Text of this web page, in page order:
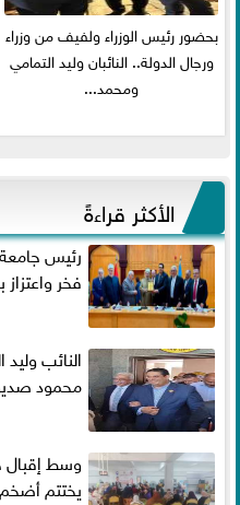
بحضور رئيس الوزراء ولفيف من وزراء
ورجال الدولة.. النائبان وليد التمامي
ومحمد...
الأكثر قراءةً
رئيس جامعة
فخر واعتزاز
النائب وليد
محمود
وسط إقبال
يختتم